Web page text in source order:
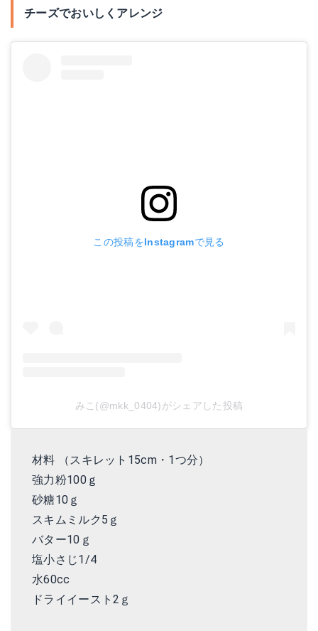
チーズでおいしくアレンジ
この投稿をInstagramで見る
みこ(@mkk_0404)がシェアした投稿
材料 （スキレット15cm・1つ分）
強力粉100ｇ
砂糖10ｇ
スキムミルク5ｇ
バター10ｇ
塩小さじ1/4
水60cc
ドライイースト2ｇ